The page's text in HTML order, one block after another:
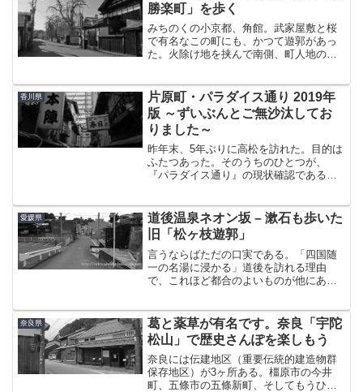
勝楽町」を歩く
みちのくの小京都、角館。武家屋敷と桜
で有名なこの町にも、かつて遊郭があっ
た。火除け地を挟んで南側、町人地のあ
のりの途中にあたるので、まぁ時系列的
にはこっちが先なんだけど...
香川県
片原町・パラダイス通り 2019年
版 ～ずいぶんとご無沙汰してお
りました～
昨年末、5年ぶりに高松を訪れた。目的は
ふたつあった。そのうちのひとつが、
『パラダイス通り』の現状確認である。
そろそろ情報をアップデートしようと思
える程度の時間が過ぎた...
愛媛県
道後温泉ネオン坂 – 漱石も歩いた
旧「松ヶ枝遊郭」
言うならばただの口実である。「四国随
一の名湯に浸かる」道後を訪れる理由
で、これほど都合のよいものが他にある
心待ちにしていたことがあった。かつて
漱石が松山に中学教師として...
奈良県
葛と薬草が有名です。奈良「宇陀
松山」で歴史さんぽを楽しもう
奈良には伝建地区（重要伝統的建造物群
保存地区）が3ヶ所ある。橿原市の今井
町、五條市の五條新町、そしてもうひと